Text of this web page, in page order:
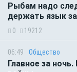
Рыбам надо
держать язык
0 19212
06:49 Общество
Главное за